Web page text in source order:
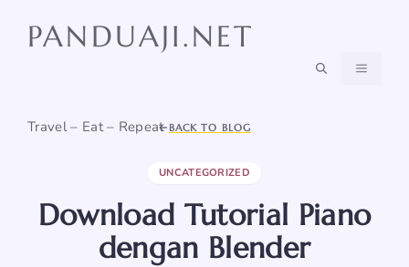
PANDUAJI.NET
Travel – Eat – Repeat
MENU
BACK TO BLOG
UNCATEGORIZED
Download Tutorial Piano
dengan Blender